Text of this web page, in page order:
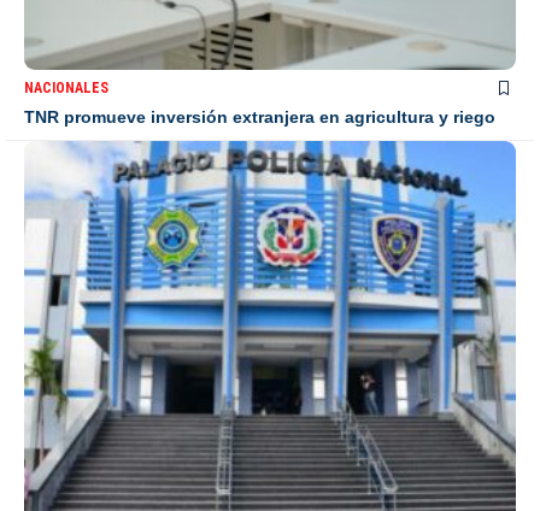
NACIONALES
TNR promueve inversión extranjera en agricultura y riego